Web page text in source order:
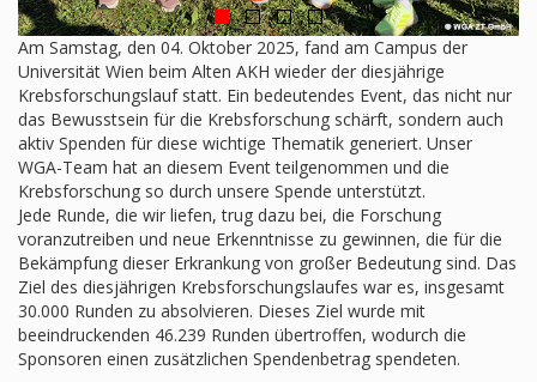
Am Samstag, den 04. Oktober 2025, fand am Campus der
Universität Wien beim Alten AKH wieder der diesjährige
Krebsforschungslauf statt. Ein bedeutendes Event, das nicht nur
das Bewusstsein für die Krebsforschung schärft, sondern auch
aktiv Spenden für diese wichtige Thematik generiert. Unser
WGA-Team hat an diesem Event teilgenommen und die
Krebsforschung so durch unsere Spende unterstützt.
Jede Runde, die wir liefen, trug dazu bei, die Forschung
voranzutreiben und neue Erkenntnisse zu gewinnen, die für die
Bekämpfung dieser Erkrankung von großer Bedeutung sind. Das
Ziel des diesjährigen Krebsforschungslaufes war es, insgesamt
30.000 Runden zu absolvieren. Dieses Ziel wurde mit
beeindruckenden 46.239 Runden übertroffen, wodurch die
Sponsoren einen zusätzlichen Spendenbetrag spendeten.